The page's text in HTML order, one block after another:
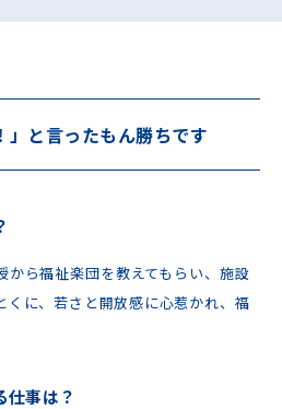
」と言ったもん勝ちです
から福祉楽団を教えてもらい、施設
くに、若さと開放感に心惹かれ、福
仕事は？